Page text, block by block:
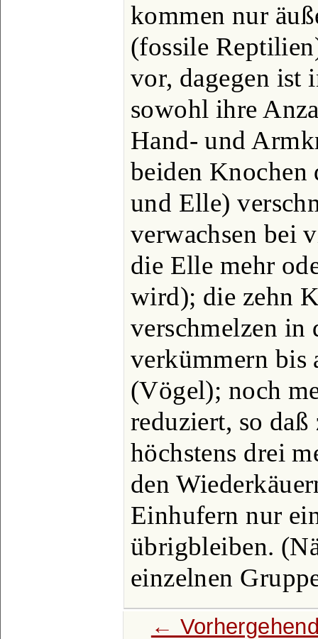
kommen nur
(fossile
vor, dagegen ist
sowohl ihre
Hand- und
beiden Knochen
und Elle)
verwachsen bei
die Elle mehr
wird); die zehn
verschmelzen in
verkümmern bis
(Vögel); noch
reduziert, so
höchstens drei
den
Einhufern nur
übrigbleiben.
einzelnen
←